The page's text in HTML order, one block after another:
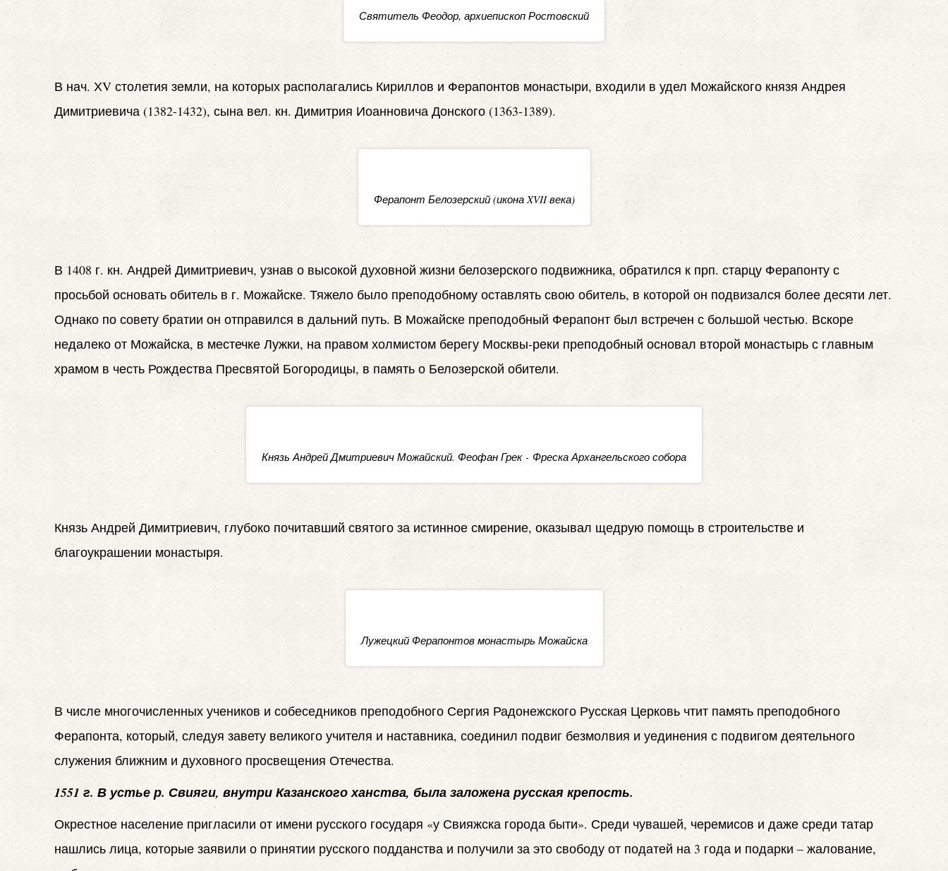
Святитель Феодор, архиепископ Ростовский
В нач. ХV столетия земли, на которых располагались Кириллов и Ферапонтов монастыри, входили в удел Можайского князя Андрея
Димитриевича (1382-1432), сына вел. кн. Димитрия Иоанновича Донского (1363-1389).
Ферапонт Белозерский (икона XVII века)
В 1408 г. кн. Андрей Димитриевич, узнав о высокой духовной жизни белозерского подвижника, обратился к прп. старцу Ферапонту с
просьбой основать обитель в г. Можайске. Тяжело было преподобному оставлять свою обитель, в которой он подвизался более десяти лет.
Однако по совету братии он отправился в дальний путь. В Можайске преподобный Ферапонт был встречен с большой честью. Вскоре
недалеко от Можайска, в местечке Лужки, на правом холмистом берегу Москвы-реки преподобный основал второй монастырь с главным
храмом в честь Рождества Пресвятой Богородицы, в память о Белозерской обители.
Князь Андрей Дмитриевич Можайский. Феофан Грек - Фреска Архангельского собора
Князь Андрей Димитриевич, глубоко почитавший святого за истинное смирение, оказывал щедрую помощь в строительстве и
благоукрашении монастыря.
Лужецкий Ферапонтов монастырь Можайска
В числе многочисленных учеников и собеседников преподобного Сергия Радонежского Русская Церковь чтит память преподобного
Ферапонта, который, следуя завету великого учителя и наставника, соединил подвиг безмолвия и уединения с подвигом деятельного
служения ближним и духовного просвещения Отечества.
1551 г. В устье р. Свияги, внутри Казанского ханства, была заложена русская крепость.
Окрестное население пригласили от имени русского государя «у Свияжска города быти». Среди чувашей, черемисов и даже среди татар
нашлись лица, которые заявили о принятии русского подданства и получили за это свободу от податей на 3 года и подарки – жалование,